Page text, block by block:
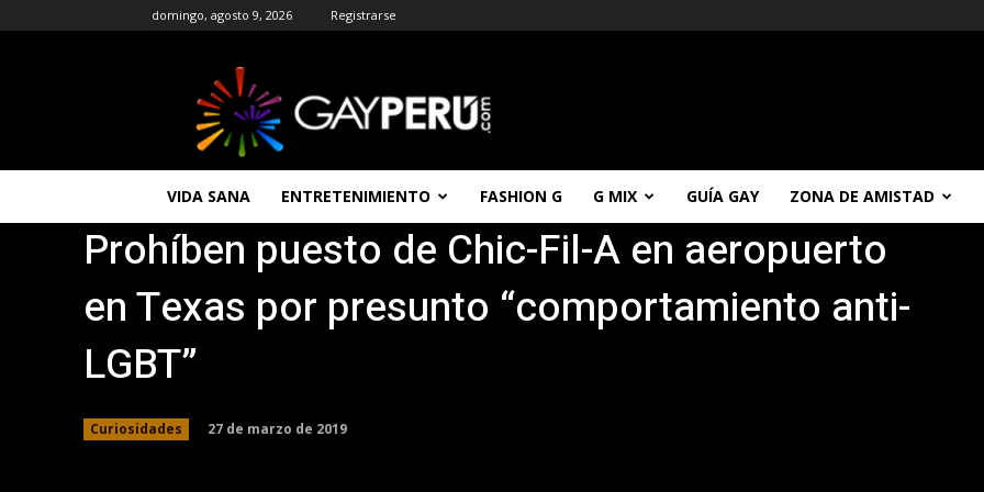
domingo, agosto 9, 2026 Registrarse
|
Entretenimiento
Noticias
Chat
Gratis
Peru
VIDA SANA ENTRETENIMIENTO FASHION G G MIX GUÍA GAY ZONA DE AMISTAD
Prohíben puesto de Chic-Fil-A en aeropuerto
en Texas por presunto “comportamiento anti-
LGBT”
Curiosidades 27 de marzo de 2019